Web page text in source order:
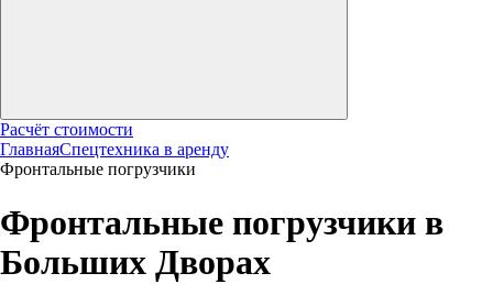
Расчёт стоимости
ГлавнаяСпецтехника в аренду
Фронтальные погрузчики
Фронтальные погрузчики в
Больших Дворах